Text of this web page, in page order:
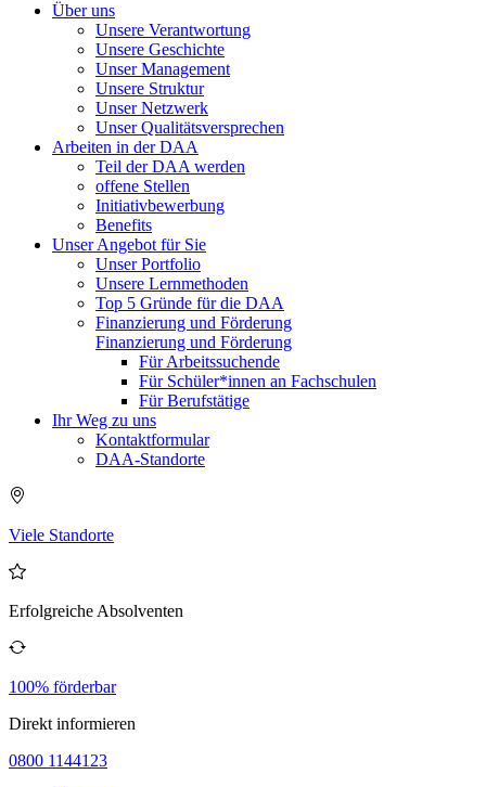
Über uns
Unsere Verantwortung
Unsere Geschichte
Unser Management
Unsere Struktur
Unser Netzwerk
Unser Qualitätsversprechen
Arbeiten in der DAA
Teil der DAA werden
offene Stellen
Initiativbewerbung
Benefits
Unser Angebot für Sie
Unser Portfolio
Unsere Lernmethoden
Top 5 Gründe für die DAA
Finanzierung und Förderung
Finanzierung und Förderung
Für Arbeitssuchende
Für Schüler*innen an Fachschulen
Für Berufstätige
Ihr Weg zu uns
Kontaktformular
DAA-Standorte
Viele Standorte
Erfolgreiche Absolventen
100% förderbar
Direkt informieren
0800 1144123